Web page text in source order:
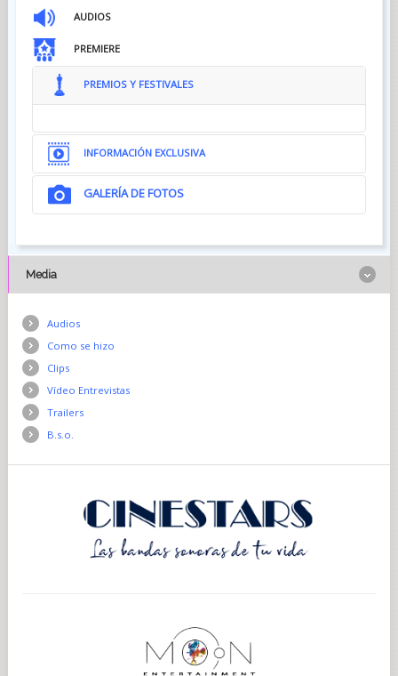
AUDIOS
PREMIERE
PREMIOS Y FESTIVALES
INFORMACIÓN EXCLUSIVA
GALERÍA DE FOTOS
Media
Audios
Como se hizo
Clips
Vídeo Entrevistas
Trailers
B.s.o.